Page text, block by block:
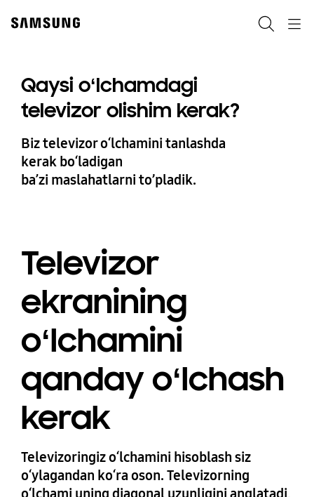
content
Qaysi oʻlchamdagi
televizor olishim kerak?
Biz televizor oʻlchamini tanlashda
kerak boʻladigan
baʼzi maslahatlarni to’pladik.
Televizor
ekranining
oʻlchamini
qanday oʻlchash
kerak
Televizoringiz oʻlchamini hisoblash siz
oʻylagandan koʻra oson. Televizorning